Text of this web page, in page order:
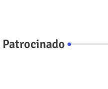
Patrocinado